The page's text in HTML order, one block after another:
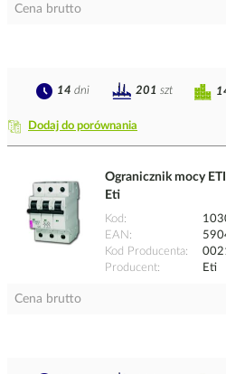
Cena brutto
Dodaj do porównania
14 dni 201 szt
Ogranicznik mocy
Eti
Kod
EAN
Kod Producenta
Producent
Eti
Cena brutto